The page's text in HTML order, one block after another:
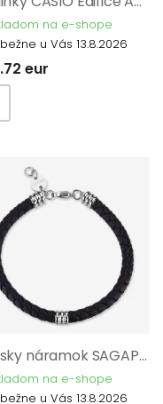
na e-shope
u Vás 13.8.2026
eur
Pánsky náramok SAGAPO Nomad SNO11
na e-shope
u Vás 13.8.2026